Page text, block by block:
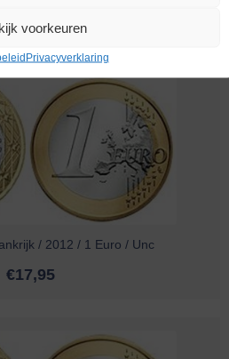
voorkeuren
Privacyverklaring
/ 2012 / 1 Euro / Unc
€17,95